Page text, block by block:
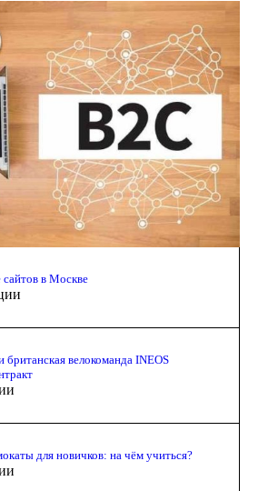
в Москве
британская велокоманда INEOS
для новичков: на чём учиться?